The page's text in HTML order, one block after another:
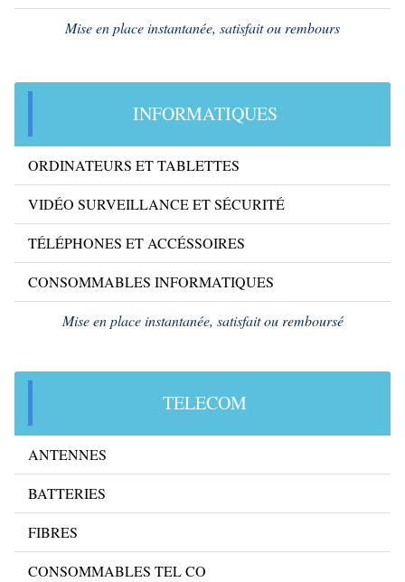
Mise en place instantanée, satisfait ou rembours
INFORMATIQUES
ORDINATEURS ET TABLETTES
VIDÉO SURVEILLANCE ET SÉCURITÉ
TÉLÉPHONES ET ACCÉSSOIRES
CONSOMMABLES INFORMATIQUES
Mise en place instantanée, satisfait ou remboursé
TELECOM
ANTENNES
BATTERIES
FIBRES
CONSOMMABLES TEL CO